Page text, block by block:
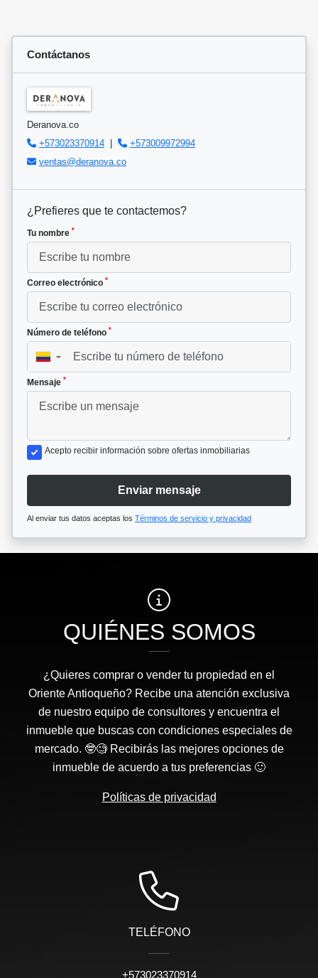
Contáctanos
Deranova.co
+573023370914 |
+573009972994
ventas@deranova.co
¿Prefieres que te contactemos?
Tu nombre *
Correo electrónico *
Número de teléfono *
▼
Mensaje *
Acepto recibir información sobre ofertas inmobiliarias
Enviar mensaje
Al enviar tus datos aceptas los Términos de servicio y privacidad
QUIÉNES SOMOS
¿Quieres comprar o vender tu propiedad en el
Oriente Antioqueño? Recibe una atención exclusiva
de nuestro equipo de consultores y encuentra el
inmueble que buscas con condiciones especiales de
mercado. 🤓🧐 Recibirás las mejores opciones de
inmueble de acuerdo a tus preferencias 🙂
Políticas de privacidad
TELÉFONO
+573023370914